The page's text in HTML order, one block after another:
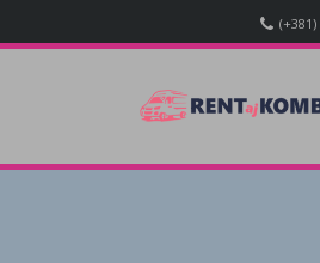
(+381)